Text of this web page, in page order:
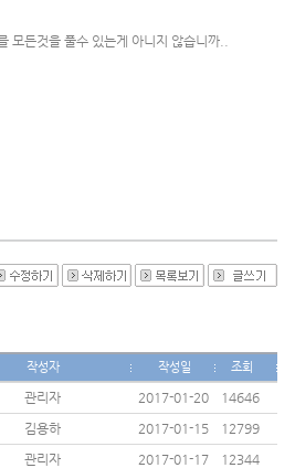
모든것을 풀수 있는게 아니지 않습니까..
작성자 작성일 조회
관리자 2017-01-20
14646
김용하 2017-01-15
12799
관리자 2017-01-17
12344